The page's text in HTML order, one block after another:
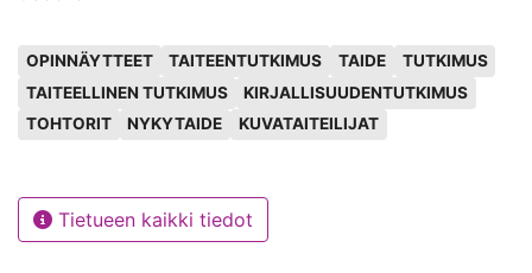
Avainsanat
OPINNÄYTTEET TAITEENTUTKIMUS TAIDE
TUTKIMUS
TAITEELLINEN TUTKIMUS
KIRJALLISUUDENTUTKIMUS
TOHTORIT
NYKYTAIDE KUVATAITEILIJAT
Tietueen kaikki tiedot